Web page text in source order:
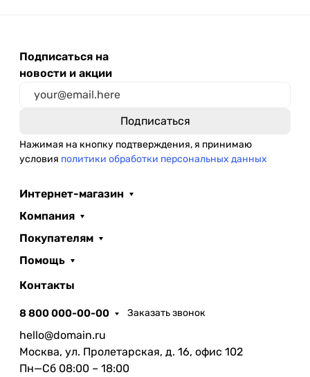
Подписаться на
новости и акции
Нажимая на кнопку подтверждения, я принимаю
условия политики обработки персональных данных
Интернет-магазин
Компания
Покупателям
Помощь
Контакты
8 800 000-00-00 Заказать звонок
hello@domain.ru
Москва, ул. Пролетарская, д. 16, офис 102
Пн—Сб 08:00 – 18:00